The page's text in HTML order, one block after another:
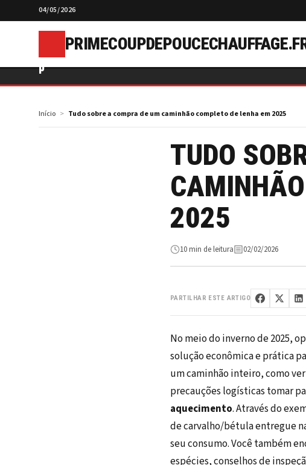
04/05/2026
p
Início Tudo sobre a compra de um caminhão completo de lenha em 2025
TUDO
2025
10 min de leitura 02/02/2026
PARTILHAR ESTE ARTIGO
No meio do inverno de 2025,
solução econômica e prática
um caminhão inteiro, como
precauções logísticas tomar
aquecimento. Através do
de carvalho/bétula entregue
seu consumo. Você também
espécies, conselhos de